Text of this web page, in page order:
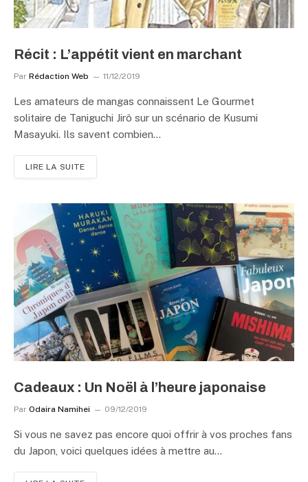
Récit : L’appétit vient en marchant
Par Rédaction Web 11/12/2019
Les amateurs de mangas connaissent Le Gourmet
solitaire de Taniguchi Jirô sur un scénario de Kusumi
Masayuki. Ils savent combien…
LIRE LA SUITE
Cadeaux : Un Noël à l’heure japonaise
Par Odaira Namihei 09/12/2019
Si vous ne savez pas encore quoi offrir à vos proches fans
du Japon, voici quelques idées à mettre au…